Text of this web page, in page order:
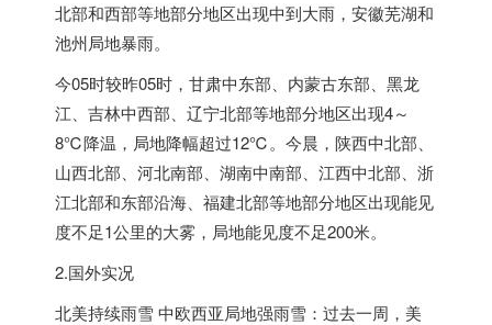
北部和西部等地部分地区出现中到大雨，安徽芜湖和
池州局地暴雨。
今05时较昨05时，甘肃中东部、内蒙古东部、黑龙
江、吉林中西部、辽宁北部等地部分地区出现4～
8℃降温，局地降幅超过12℃。今晨，陕西中北部、
山西北部、河北南部、湖南中南部、江西中北部、浙
江北部和东部沿海、福建北部等地部分地区出现能见
度不足1公里的大雾，局地能见度不足200米。
2.国外实况
北美持续雨雪 中欧西亚局地强雨雪：过去一周，美